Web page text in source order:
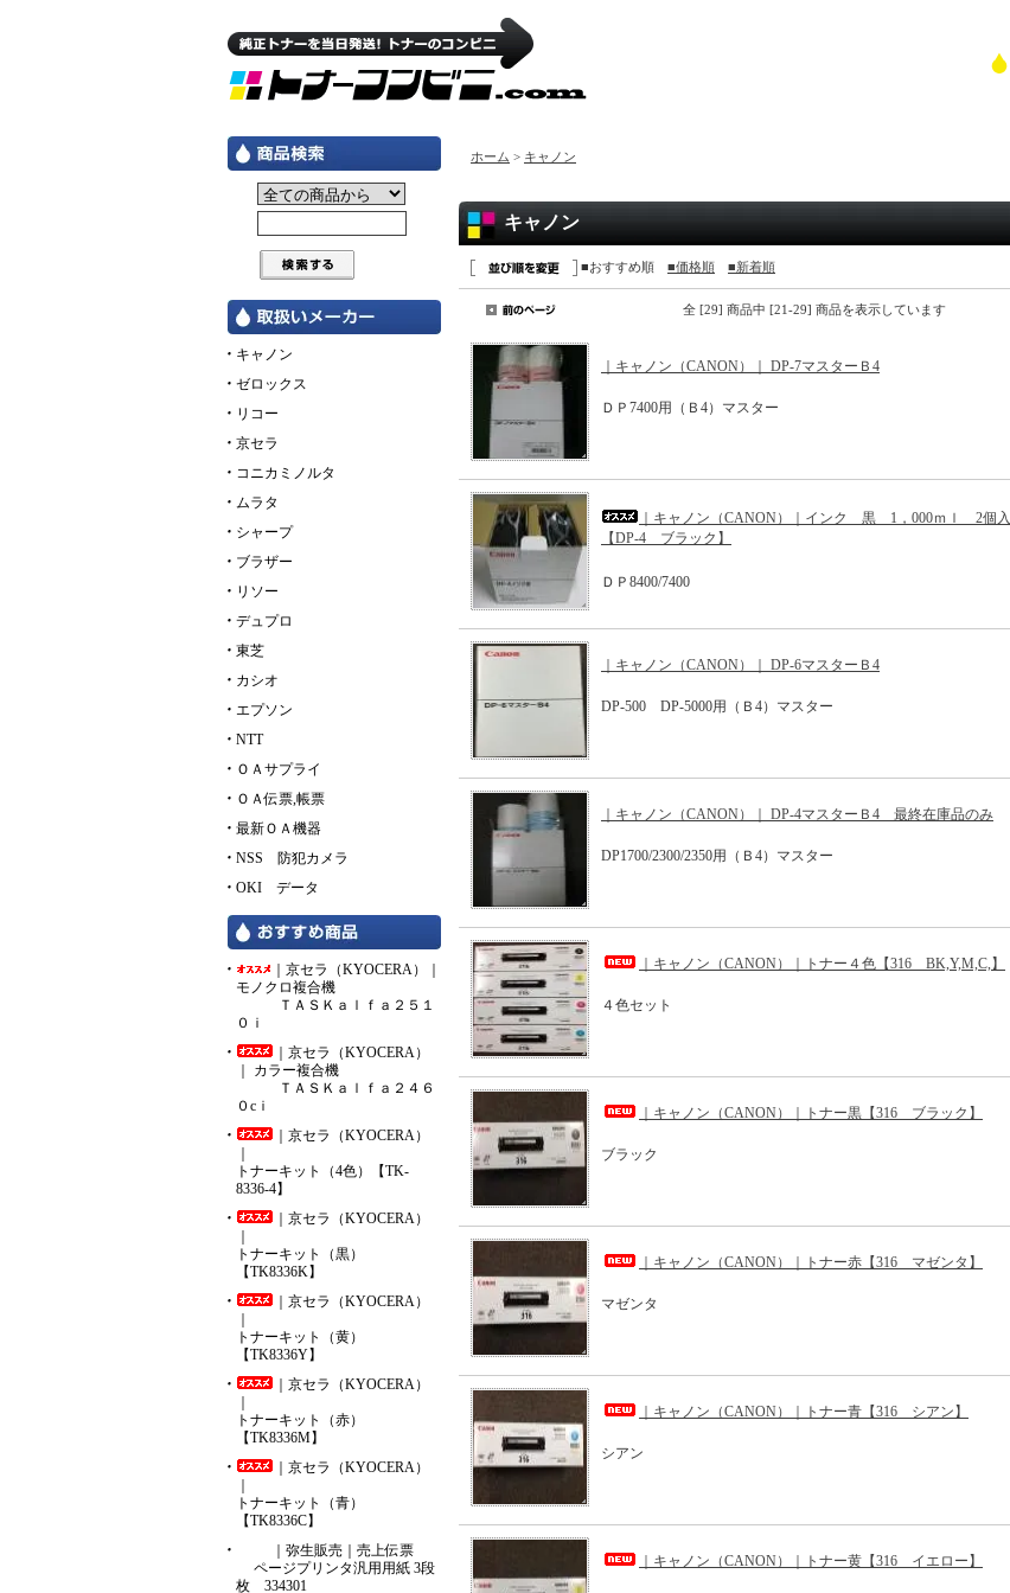
キャノン
ゼロックス
リコー
京セラ
コニカミノルタ
ムラタ
シャープ
ブラザー
リソー
デュプロ
東芝
カシオ
エプソン
NTT
ＯＡサプライ
ＯＡ伝票,帳票
最新ＯＡ機器
NSS 防犯カメラ
OKI データ
｜京セラ（KYOCERA）｜
モノクロ複合機
ＴＡＳＫａｌｆａ２５１
０ｉ
｜京セラ（KYOCERA）
｜ カラー複合機
ＴＡＳＫａｌｆａ２４６
０cｉ
｜京セラ（KYOCERA）
トナーキット（4色）【TK-
8336-4】
｜京セラ（KYOCERA）
トナーキット（黒）
【TK8336K】
｜京セラ（KYOCERA）
トナーキット（黄）
【TK8336Y】
｜京セラ（KYOCERA）
トナーキット（赤）
【TK8336M】
｜京セラ（KYOCERA）
トナーキット（青）
【TK8336C】
｜弥生販売｜売上伝票
ページプリンタ汎用用紙 3段
枚 334301
ホーム > キャノン
キャノン
■おすすめ順 ■価格順 ■新着順
全 [29] 商品中 [21-29] 商品を表示しています
｜キャノン（CANON）｜ DP-7マスターＢ4
ＤＰ7400用（Ｂ4）マスター
｜キャノン（CANON）｜インク 黒 1，000ｍｌ 2個入
【DP-4 ブラック】
ＤＰ8400/7400
｜キャノン（CANON）｜ DP-6マスターＢ4
DP-500 DP-5000用（Ｂ4）マスター
｜キャノン（CANON）｜ DP-4マスターＢ4 最終在庫品のみ
DP1700/2300/2350用（Ｂ4）マスター
｜キャノン（CANON）｜トナー４色【316 BK,Y,M,C,】
４色セット
｜キャノン（CANON）｜トナー黒【316 ブラック】
ブラック
｜キャノン（CANON）｜トナー赤【316 マゼンタ】
マゼンタ
｜キャノン（CANON）｜トナー青【316 シアン】
シアン
｜キャノン（CANON）｜トナー黄【316 イエロー】